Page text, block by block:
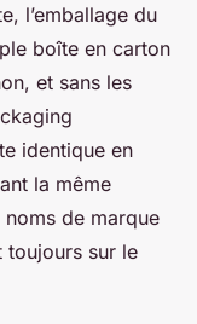
l’emballage du
boîte en carton
et sans les
identique en
la même
de marque
toujours sur le